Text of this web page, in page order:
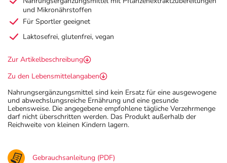
und Mikronährstoffen
Für Sportler geeignet
Laktosefrei, glutenfrei, vegan
Zur Artikelbeschreibung
Zu den Lebensmittelangaben
Nahrungsergänzungsmittel sind kein Ersatz für eine ausgewogene
und abwechslungsreiche Ernährung und eine gesunde
Lebensweise. Die angegebene empfohlene tägliche Verzehrmenge
darf nicht überschritten werden. Das Produkt außerhalb der
Reichweite von kleinen Kindern lagern.
Gebrauchsanleitung (PDF)